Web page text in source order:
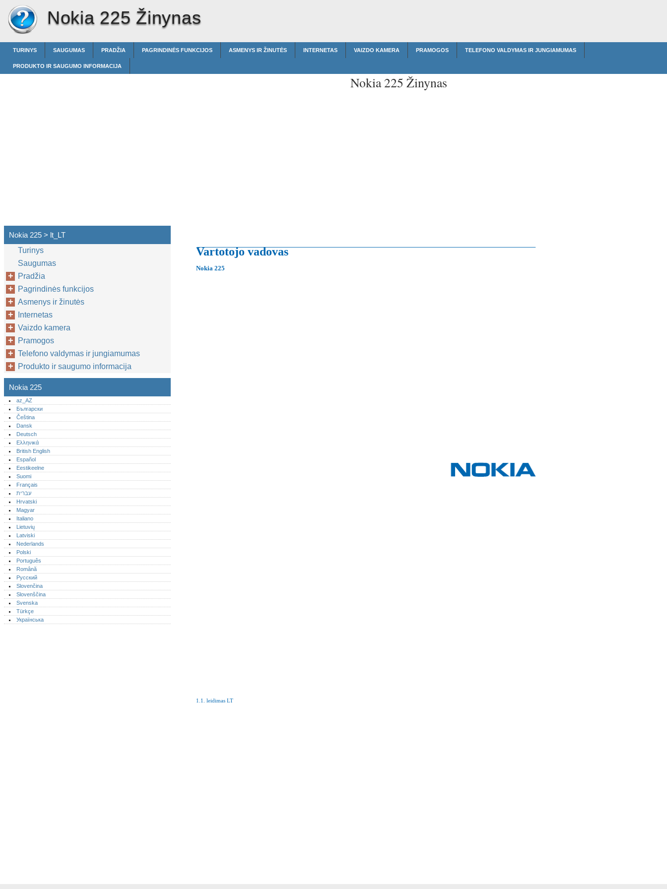
Nokia 225 Žinynas
TURINYS SAUGUMAS PRADŽIA PAGRINDINĖS FUNKCIJOS ASMENYS IR ŽINUTĖS INTERNETAS VAIZDO KAMERA PRAMOGOS TELEFONO VALDYMAS IR JUNGIAMUMAS
PRODUKTO IR SAUGUMO INFORMACIJA
Nokia 225 Žinynas
Vartotojo vadovas
Nokia 225
1.1. leidimas LT
Nokia 225 > lt_LT
Turinys
Saugumas
Pradžia
Pagrindinės funkcijos
Asmenys ir žinutės
Internetas
Vaizdo kamera
Pramogos
Telefono valdymas ir jungiamumas
Produkto ir saugumo informacija
Nokia 225
az_AZ
Български
Čeština
Dansk
Deutsch
Ελληνικά
British English
Español
Eestikeelne
Suomi
Français
עברית
Hrvatski
Magyar
Italiano
Lietuvių
Latviski
Nederlands
Polski
Português‎
Română
Русский
Slovenčina
Slovenščina
Svenska
Türkçe
Українська